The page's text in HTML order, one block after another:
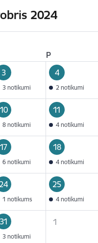
2024
P
3
3 notikumi
4
2 notikumi
10
8 notikumi
11
4 notikumi
17
6 notikumi
18
4 notikumi
24
1 notikums
25
4 notikumi
31
3 notikumi
1